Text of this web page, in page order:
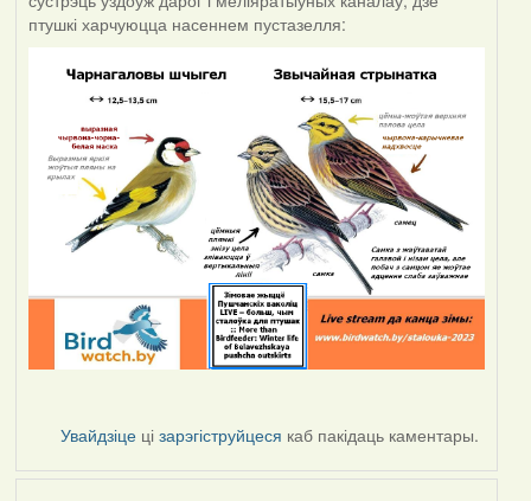
птушкі харчуюцца насеннем пустазелля:
Увайдзіце цізарэгіструйцеся каб пакідаць каментары.